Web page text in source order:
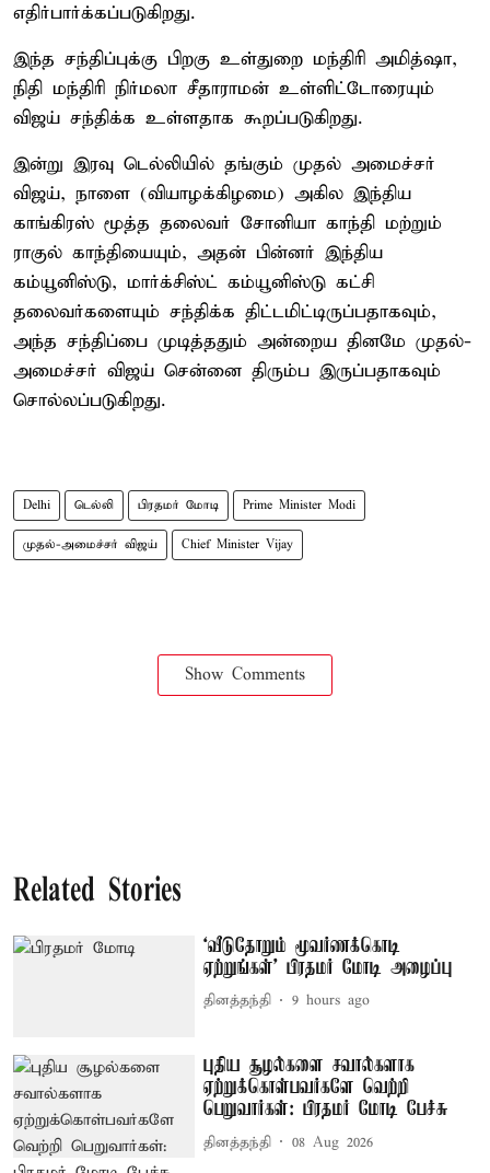
எதிர்பார்க்கப்படுகிறது.
இந்த சந்திப்புக்கு பிறகு உள்துறை மந்திரி அமித்ஷா,
நிதி மந்திரி நிர்மலா சீதாராமன் உள்ளிட்டோரையும்
விஜய் சந்திக்க உள்ளதாக கூறப்படுகிறது.
இன்று இரவு டெல்லியில் தங்கும் முதல் அமைச்சர்
விஜய், நாளை (வியாழக்கிழமை) அகில இந்திய
காங்கிரஸ் மூத்த தலைவர் சோனியா காந்தி மற்றும்
ராகுல் காந்தியையும், அதன் பின்னர் இந்திய
கம்யூனிஸ்டு, மார்க்சிஸ்ட் கம்யூனிஸ்டு கட்சி
தலைவர்களையும் சந்திக்க திட்டமிட்டிருப்பதாகவும்,
அந்த சந்திப்பை முடித்ததும் அன்றைய தினமே முதல்-
அமைச்சர் விஜய் சென்னை திரும்ப இருப்பதாகவும்
சொல்லப்படுகிறது.
Delhi டெல்லி பிரதமர் மோடி Prime Minister Modi
முதல்-அமைச்சர் விஜய் Chief Minister Vijay
Show Comments
Related Stories
‘வீடுதோறும் மூவர்ணக்கொடி
ஏற்றுங்கள்’ பிரதமர் மோடி அழைப்பு
தினத்தந்தி 9 hours ago
புதிய சூழல்களை சவால்களாக
ஏற்றுக்கொள்பவர்களே வெற்றி
பெறுவார்கள்: பிரதமர் மோடி பேச்சு
தினத்தந்தி 08 Aug 2026